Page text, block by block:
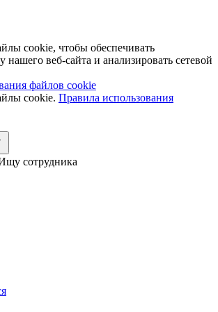
cookie, чтобы обеспечивать
нашего веб-сайта и анализировать сетевой
файлов cookie
cookie. Правила использования
сотрудника